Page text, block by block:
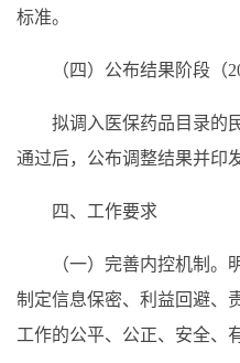
标准。
（四）公布结果阶段（
拟调入医保药品目录的
通过后，公布调整结果并印
四、 工作要求
（一）完善内控机制。
制定信息保密、利益回避、
工作的公平、公正、安全、